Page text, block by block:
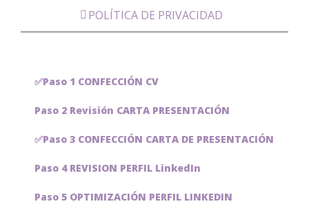
POLÍTICA DE PRIVACIDAD
✅Paso 1 CONFECCIÓN CV
Paso 2 Revisión CARTA PRESENTACIÓN
✅Paso 3 CONFECCIÓN CARTA DE PRESENTACIÓN
Paso 4 REVISION PERFIL LinkedIn
Paso 5 OPTIMIZACIÓN PERFIL LINKEDIN